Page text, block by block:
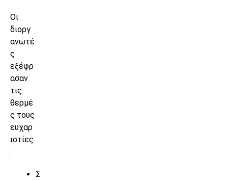
Οι
διοργ
ανωτέ
ς
εξέφρ
ασαν
τις
θερμέ
ς τους
ευχαρ
ιστίες
:
Σ